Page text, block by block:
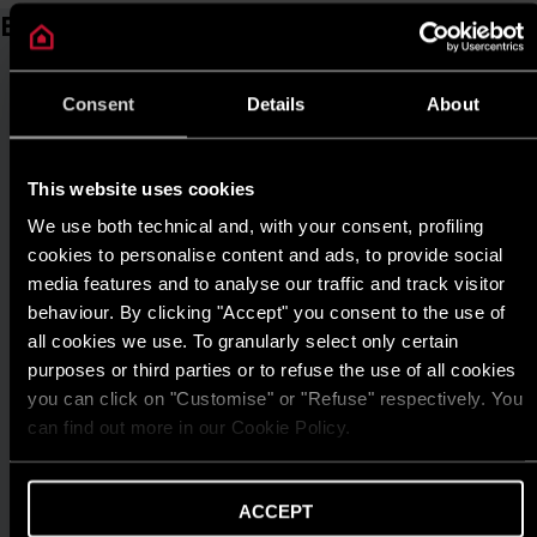
Consent Details About
This website uses cookies
We use both technical and, with your consent, profiling
cookies to personalise content and ads, to provide social
media features and to analyse our traffic and track visitor
behaviour. By clicking "Accept" you consent to the use of
all cookies we use. To granularly select only certain
purposes or third parties or to refuse the use of all cookies
you can click on "Customise" or "Refuse" respectively. You
can find out more in our Cookie Policy.
ACCEPT
Bài viết liên quan